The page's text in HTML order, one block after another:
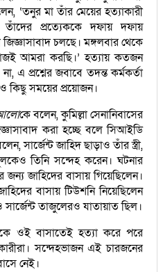
‘তনুর মা তাঁর মেয়ের হত্যাকারী
প্রত্যেককে দফায় দফায়
চলছে। মঙ্গলবার থেকে
আমরা করছি।’ হত্যায় কতজন
এ প্রশ্নের জবাবে তদন্ত কর্মকর্তা
কিছু সময়ের প্রয়োজন।
কে বলেন, কুমিল্লা সেনানিবাসের
করা হচ্ছে বলে সিআইডি
সার্জেন্ট জাহিদ ছাড়াও তাঁর স্ত্রী,
তিনি সন্দেহ করেন। ঘটনার
জাহিদের বাসায় গিয়েছিলেন।
বাসায় টিউশনি নিয়েছিলেন
তাজুলেরও যাতায়াত ছিল।
ওই বাসাতেই হত্যা করে পরে
সন্দেহভাজন এই চারজনের
নেই।